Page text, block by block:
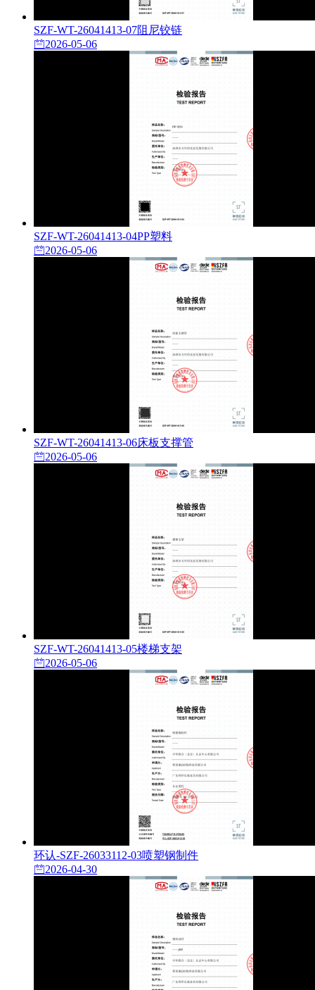
SZF-WT-26041413-07阻尼铰链
2026-05-06
SZF-WT-26041413-04PP塑料
2026-05-06
SZF-WT-26041413-06床板支撑管
2026-05-06
SZF-WT-26041413-05楼梯支架
2026-05-06
环认-SZF-26033112-03喷塑钢制件
2026-04-30